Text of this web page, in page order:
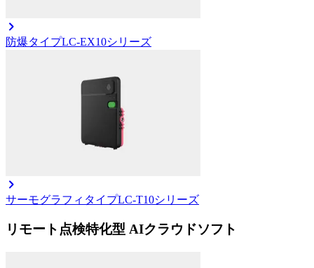
防爆タイプLC-EX10シリーズ
サーモグラフィタイプLC-T10シリーズ
リモート点検特化型 AIクラウドソフト